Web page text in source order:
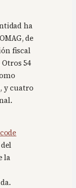
ha
de
fiscal
54
y cuatro
la